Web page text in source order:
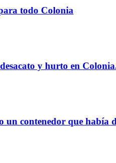
todo Colonia
y hurto en
un contenedor que había